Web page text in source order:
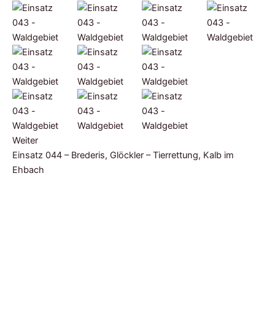
Weiter
Einsatz 044 – Brederis, Glöckler – Tierrettung, Kalb im
Ehbach